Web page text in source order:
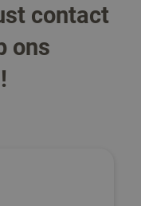
contact
ons